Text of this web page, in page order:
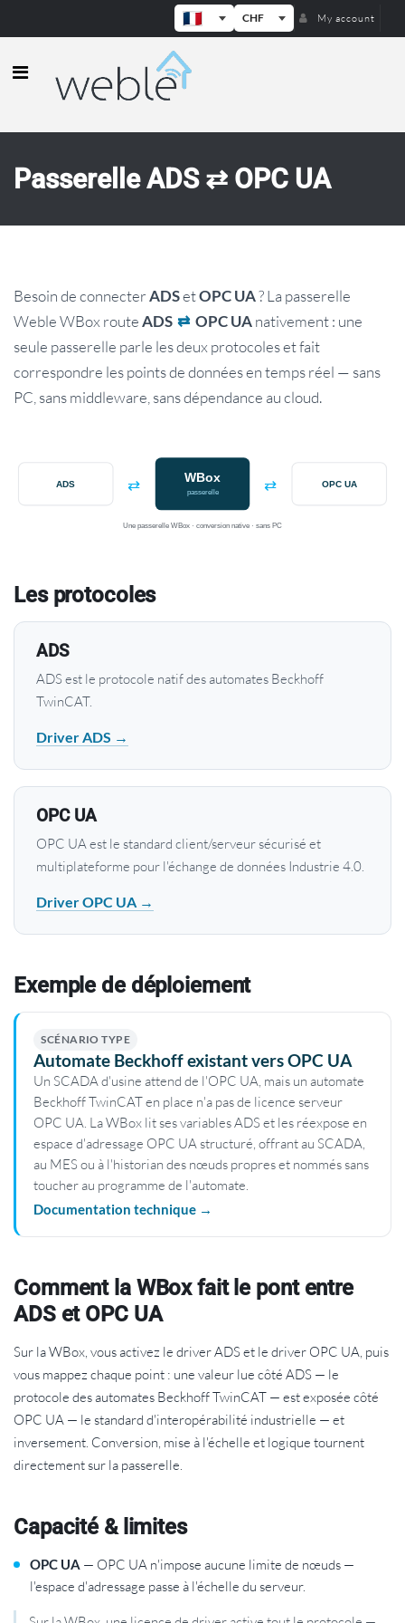
CHF My account
Weble — Passerelles IoT
Passerelle ADS ⇄ OPC UA
Besoin de connecterADSetOPC UA? La passerelle
Weble WBox route ADS ⇄ OPC UAnativement : une
seule passerelle parle les deux protocoles et fait
correspondre les points de données en temps réel — sans
PC, sans middleware, sans dépendance au cloud.
ADS ⇄ WBox
passerelle ⇄ OPC UA
Une passerelle WBox · conversion native · sans PC
Les protocoles
ADS
ADS est le protocole natif des automates Beckhoff
TwinCAT.
Driver ADS →
OPC UA
OPC UA est le standard client/serveur sécurisé et
multiplateforme pour l'échange de données Industrie 4.0.
Driver OPC UA →
Exemple de déploiement
SCÉNARIO TYPE
Automate Beckhoff existant vers OPC UA
Un SCADA d'usine attend de l'OPC UA, mais un automate
Beckhoff TwinCAT en place n'a pas de licence serveur
OPC UA. La WBox lit ses variables ADS et les réexpose en
espace d'adressage OPC UA structuré, offrant au SCADA,
au MES ou à l'historian des nœuds propres et nommés sans
toucher au programme de l'automate.
Documentation technique →
Comment la WBox fait le pont entre
ADS et OPC UA
Sur la WBox, vous activez le driver ADS et le driver OPC UA, puis
vous mappez chaque point : une valeur lue côté ADS — le
protocole des automates Beckhoff TwinCAT — est exposée côté
OPC UA — le standard d'interopérabilité industrielle — et
inversement. Conversion, mise à l'échelle et logique tournent
directement sur la passerelle.
Capacité & limites
OPC UA — OPC UA n'impose aucune limite de nœuds —
l'espace d'adressage passe à l'échelle du serveur.